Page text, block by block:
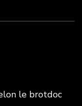
le brotdoc